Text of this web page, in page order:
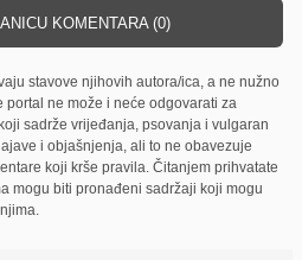
KOMENTARA (0)
stavove njihovih autora/ica, a ne nužno
portal ne može i neće odgovarati za
sadrže vrijeđanja, psovanja i vulgaran
i objašnjenja, ali to ne obavezuje
koji krše pravila. Čitanjem prihvatate
mogu biti pronađeni sadržaji koji mogu